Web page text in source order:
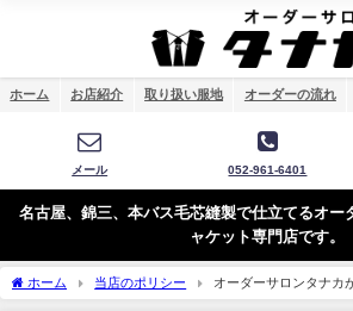
ホーム お店紹介 取り扱い服地 オーダーの流れ
メール 052-961-6401
名古屋、錦三、本バス毛芯縫製で仕立てるオー
ャケット専門店です。
ホーム 当店のポリシー
オーダーサロンタナカ
（2018/5/1）